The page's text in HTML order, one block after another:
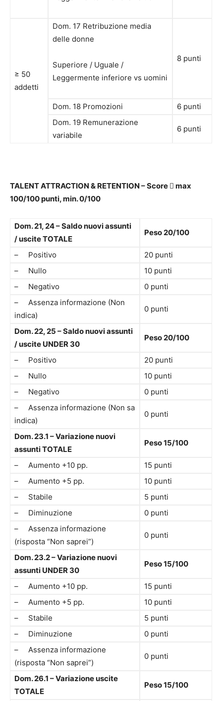
≥ 50
addetti
Dom. 17 Retribuzione media
delle donne
Superiore / Uguale /
Leggermente inferiore vs uomini
8 punti
Dom. 18 Promozioni
6 punti
Dom. 19 Remunerazione
variabile
6 punti
TALENT ATTRACTION & RETENTION – Score  max
100/100 punti, min. 0/100
Dom. 21, 24 – Saldo nuovi assunti
/ uscite TOTALE
Peso 20/100
– Positivo
20 punti
– Nullo
10 punti
– Negativo
0 punti
– Assenza informazione (Non
indica)
0 punti
Dom. 22, 25 – Saldo nuovi assunti
/ uscite UNDER 30
Peso 20/100
– Positivo
20 punti
– Nullo
10 punti
– Negativo
0 punti
– Assenza informazione (Non sa
indica)
0 punti
Dom. 23.1 – Variazione nuovi
assunti TOTALE
Peso 15/100
– Aumento +10 pp.
15 punti
– Aumento +5 pp.
10 punti
– Stabile
5 punti
– Diminuzione
0 punti
– Assenza informazione
(risposta “Non saprei”)
0 punti
Dom. 23.2 – Variazione nuovi
assunti UNDER 30
Peso 15/100
– Aumento +10 pp.
15 punti
– Aumento +5 pp.
10 punti
– Stabile
5 punti
– Diminuzione
0 punti
– Assenza informazione
(risposta “Non saprei”)
0 punti
Dom. 26.1 – Variazione uscite
TOTALE
Peso 15/100